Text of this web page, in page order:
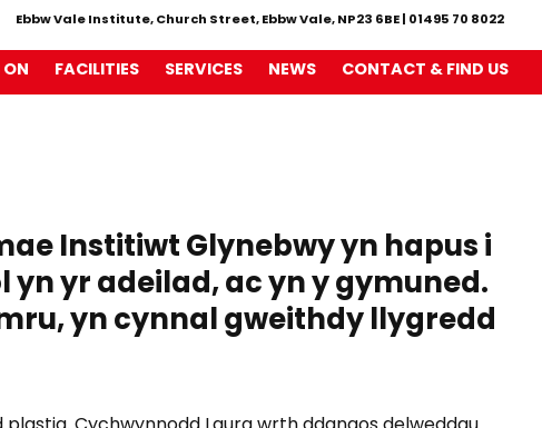
Ebbw Vale Institute, Church Street, Ebbw Vale, NP23 6BE| 01495 70 8022
FACILITIES SERVICES NEWS CONTACT & FIND US
Institiwt Glynebwy yn hapus i
yr adeilad, ac yn y gymuned.
yn cynnal gweithdy llygredd